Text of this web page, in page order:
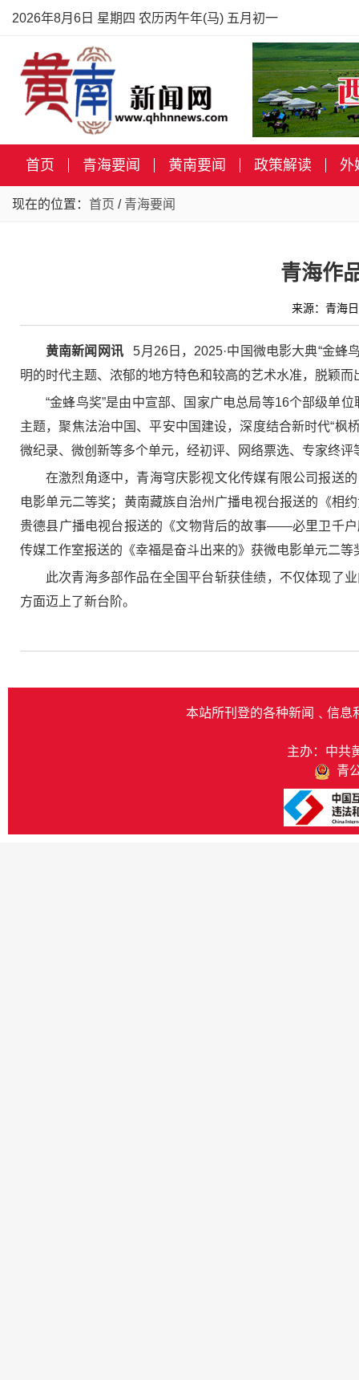
2026年8月6日 星期四 农历丙午年(马) 五月初一
首页 青海要闻 黄南要闻 政策解读 外
现在的位置： 首页 / 青海要闻
青海作
来源：青海
黄南新闻网讯
5月26日，2025·中国微电影大典“金蜂
明的时代主题、浓郁的地方特色和较高的艺术水准，脱颖而
“金蜂鸟奖”是由中宣部、国家广电总局等16个部级单
主题，聚焦法治中国、平安中国建设，深度结合新时代“
微纪录、微创新等多个单元，经初评、网络票选、专家终
在激烈角逐中，青海穹庆影视文化传媒有限公司报送
电影单元二等奖；黄南藏族自治州广播电视台报送的《相
贵德县广播电视台报送的《文物背后的故事——必里卫千
传媒工作室报送的《幸福是奋斗出来的》获微电影单元二等
此次青海多部作品在全国平台斩获佳绩，不仅体现了
方面迈上了新台阶。
本站所刊登的各种新闻﹑信息
主办：中共
青